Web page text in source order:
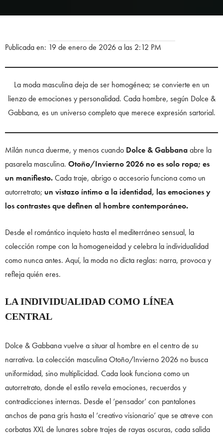
Publicada en: 19 de enero de 2026 a las 2:12 PM
La moda masculina deja de ser homogénea; se convierte en un
lienzo de emociones y personalidad. Cada hombre, según Dolce &
Gabbana, es un universo completo que merece expresión sartorial.
Milán nunca duerme, y menos cuando Dolce & Gabbanaabre la
pasarela masculina. Otoño/Invierno 2026 no es solo ropa; es
un manifiesto.Cada traje, abrigo o accesorio funciona como un
autorretrato; un vistazo íntimo a la identidad, las emociones y
los contrastes que definen al hombre contemporáneo.
Desde el romántico inquieto hasta el mediterráneo sensual, la
colección rompe con la homogeneidad y celebra la individualidad
como nunca antes. Aquí, la moda no dicta reglas: narra, provoca y
refleja quién eres.
LA INDIVIDUALIDAD COMO LÍNEA
CENTRAL
Dolce & Gabbana vuelve a situar al hombre en el centro de su
narrativa. La colección masculina Otoño/Invierno 2026 no busca
uniformidad, sino multiplicidad. Cada look funciona como un
autorretrato, donde el estilo revela emociones, recuerdos y
contradicciones internas. Desde el ‘pensador’ con pantalones
anchos de pana gris hasta el ‘creativo visionario’ que se atreve con
corbatas XXL de lunares sobre trajes de rayas oscuras, cada salida